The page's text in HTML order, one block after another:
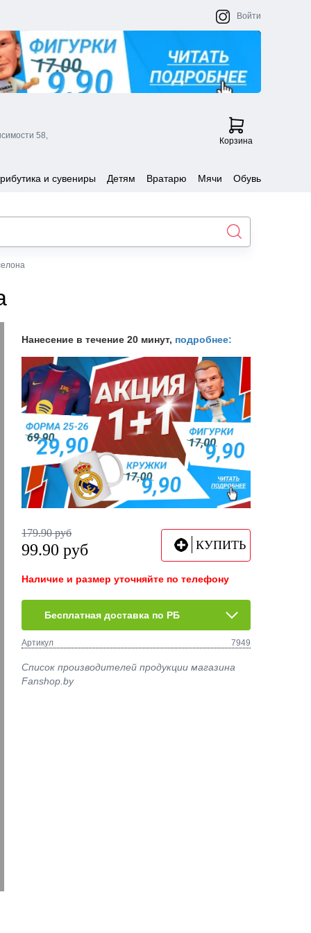
Войти
58,
Корзина
и сувениры Детям Вратарю Мячи Обувь
Нанесение в течение 20 минут, подробнее:
179.90 руб
99.90 руб КУПИТЬ
Наличие и размер уточняйте по телефону
Бесплатная доставка по РБ
Артикул 7949
Список производителей продукции магазина
Fanshop.by